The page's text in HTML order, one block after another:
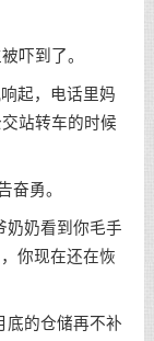
吓到了。
起，电话里妈
站转车的时候
勇。
奶看到你毛手
你现在还在恢
的仓储再不补